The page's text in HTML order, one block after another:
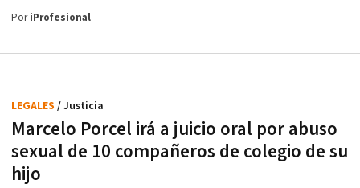
PoriProfesional
Marcelo Porcel irá a juicio oral por abuso
sexual de 10 compañeros de colegio de su
hijo
LEGALES / Justicia